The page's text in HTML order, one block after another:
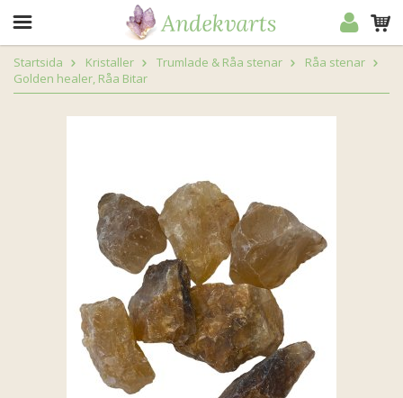
Startsida Kristaller Trumlade & Råa stenar
Råa stenar
Golden healer, Råa Bitar